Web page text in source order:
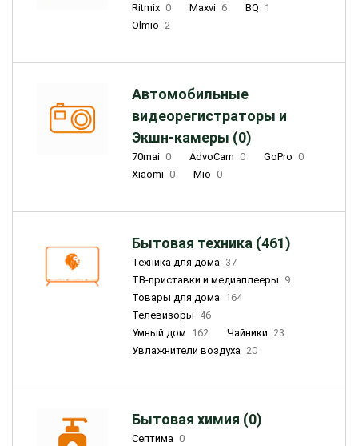
Ritmix 0 Maxvi 6 BQ 1
Olmio 2
Автомобильные
видеорегистраторы и
Экшн-камеры (0)
70mai 0 AdvoCam 0 GoPro 0
Xiaomi 0 Mio 0
Бытовая техника (461)
Техника для дома 37
ТВ-приставки и медиаплееры 9
Товары для дома 164
Телевизоры 46
Умный дом 162 Чайники 23
Увлажнители воздуха 20
Бытовая химия (0)
Септима 0